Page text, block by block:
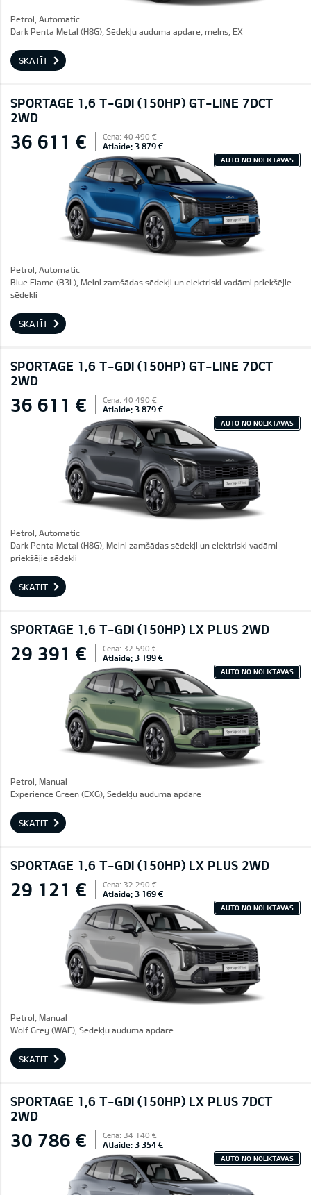
Petrol, Automatic
Dark Penta Metal (H8G), Sēdekļu auduma apdare, melns, EX
SKATĪT
SPORTAGE 1,6 T-GDI (150HP) GT-LINE 7DCT
2WD
36 611 € Cena: 40 490 €
Atlaide: 3 879 €
AUTO NO NOLIKTAVAS
Petrol, Automatic
Blue Flame (B3L), Melni zamšādas sēdekļi un elektriski vadāmi priekšējie
sēdekļi
SKATĪT
SPORTAGE 1,6 T-GDI (150HP) GT-LINE 7DCT
2WD
36 611 € Cena: 40 490 €
Atlaide: 3 879 €
AUTO NO NOLIKTAVAS
Petrol, Automatic
Dark Penta Metal (H8G), Melni zamšādas sēdekļi un elektriski vadāmi
priekšējie sēdekļi
SKATĪT
SPORTAGE 1,6 T-GDI (150HP) LX PLUS 2WD
29 391 € Cena: 32 590 €
Atlaide: 3 199 €
AUTO NO NOLIKTAVAS
Petrol, Manual
Experience Green (EXG), Sēdekļu auduma apdare
SKATĪT
SPORTAGE 1,6 T-GDI (150HP) LX PLUS 2WD
29 121 € Cena: 32 290 €
Atlaide: 3 169 €
AUTO NO NOLIKTAVAS
Petrol, Manual
Wolf Grey (WAF), Sēdekļu auduma apdare
SKATĪT
SPORTAGE 1,6 T-GDI (150HP) LX PLUS 7DCT
2WD
30 786 € Cena: 34 140 €
Atlaide: 3 354 €
AUTO NO NOLIKTAVAS